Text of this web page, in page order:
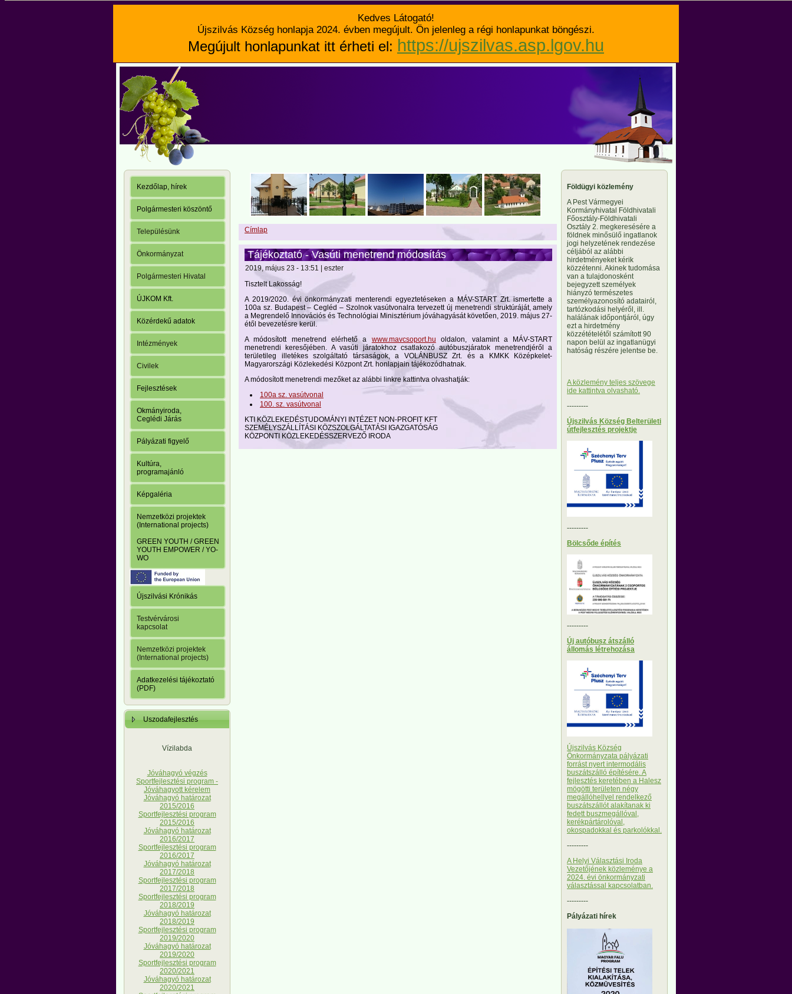
Kedves Látogató!
Újszilvás Község honlapja 2024. évben megújult. Ön jelenleg a régi honlapunkat böngészi.
Megújult honlapunkat itt érheti el: https://ujszilvas.asp.lgov.hu
Kezdőlap, hírek
Polgármesteri köszöntő
Településünk
Önkormányzat
Polgármesteri Hivatal
ÚJKOM Kft.
Közérdekű adatok
Intézmények
Civilek
Fejlesztések
Okmányiroda,
Ceglédi Járás
Pályázati figyelő
Kultúra,
programajánló
Képgaléria
Nemzetközi projektek
(International projects)
GREEN YOUTH / GREEN
YOUTH EMPOWER / YO-
WO
Újszilvási Krónikás
Testvérvárosi
kapcsolat
Nemzetközi projektek
(International projects)
Adatkezelési tájékoztató
(PDF)
Uszodafejlesztés
Vízilabda
Jóváhagyó végzés
Sportfejlesztési program -
Jóváhagyott kérelem
Jóváhagyó határozat
2015/2016
Sportfejlesztési program
2015/2016
Jóváhagyó határozat
2016/2017
Sportfejlesztési program
2016/2017
Jóváhagyó határozat
2017/2018
Sportfejlesztési program
2017/2018
Sportfejlesztési program
2018/2019
Jóváhagyó határozat
2018/2019
Sportfejlesztési program
2019/2020
Jóváhagyó határozat
2019/2020
Sportfejlesztési program
2020/2021
Jóváhagyó határozat
2020/2021
Címlap
Tájékoztató - Vasúti menetrend módosítás
2019, május 23 - 13:51 | eszter
Tisztelt Lakosság!
A 2019/2020. évi önkormányzati menterendi egyeztetéseken a MÁV-START Zrt. ismertette a
100a sz. Budapest – Cegléd – Szolnok vasútvonalra tervezett új menetrendi struktúráját, amely
a Megrendelő Innovációs és Technológiai Minisztérium jóváhagyását követően, 2019. május 27-
étől bevezetésre kerül.
A módosított menetrend elérhető a www.mavcsoport.hu oldalon, valamint a MÁV-START
menetrendi keresőjében. A vasúti járatokhoz csatlakozó autóbuszjáratok menetrendjéről a
területileg illetékes szolgáltató társaságok, a VOLÁNBUSZ Zrt. és a KMKK Középkelet-
Magyarországi Közlekedési Központ Zrt. honlapjain tájékozódhatnak.
A módosított menetrendi mezőket az alábbi linkre kattintva olvashatják:
100a sz. vasútvonal
100. sz. vasútvonal
KTI KÖZLEKEDÉSTUDOMÁNYI INTÉZET NON-PROFIT KFT
SZEMÉLYSZÁLLÍTÁSI KÖZSZOLGÁLTATÁSI IGAZGATÓSÁG
KÖZPONTI KÖZLEKEDÉSSZERVEZŐ IRODA
Földügyi közlemény
A Pest Vármegyei
Kormányhivatal Földhivatali
Főosztály-Földhivatali
Osztály 2. megkeresésére a
földnek minősülő ingatlanok
jogi helyzetének rendezése
céljából az alábbi
hirdetményeket kérik
közzétenni. Akinek tudomása
van a tulajdonosként
bejegyzett személyek
hiányzó természetes
személyazonosító adatairól,
tartózkodási helyéről, ill.
halálának időpontjáról, úgy
ezt a hirdetmény
közzétételétől számított 90
napon belül az ingatlanügyi
hatóság részére jelentse be.
A közlemény teljes szövege
ide kattintva olvasható.
---------
Újszilvás Község Belterületi
útfejlesztés projektje
---------
Bölcsőde építés
---------
Új autóbusz átszálló
állomás létrehozása
Újszilvás Község
Önkormányzata pályázati
forrást nyert intermodális
buszátszálló építésére. A
fejlesztés keretében a Halesz
mögötti területen négy
megállóhellyel rendelkező
buszátszállót alakítanak ki
fedett buszmegállóval,
kerékpártárolóval,
okospadokkal és parkolókkal.
---------
A Helyi Választási Iroda
Vezetőjének közleménye a
2024. évi önkormányzati
választással kapcsolatban.
---------
Pályázati hírek